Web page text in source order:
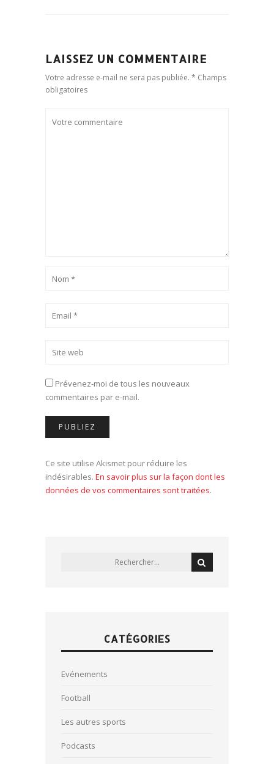
LAISSEZ UN COMMENTAIRE
Votre adresse e-mail ne sera pas publiée. * Champs
obligatoires
Prévenez-moi de tous les nouveaux
commentaires par e-mail.
Ce site utilise Akismet pour réduire les
indésirables. En savoir plus sur la façon dont les
données de vos commentaires sont traitées.
CATÉGORIES
Evénements
Football
Les autres sports
Podcasts